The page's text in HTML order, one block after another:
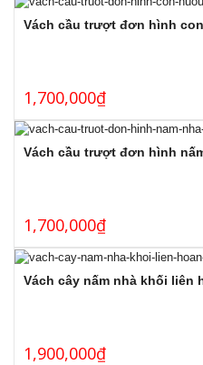
Vách cầu trượt đơn hình
1,700,000₫
Vách cầu trượt đơn hình
1,700,000₫
Vách cây nấm nhà khối liên
1,900,000₫